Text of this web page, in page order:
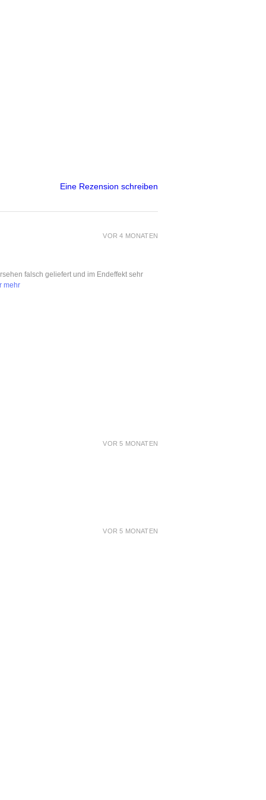
Eine Rezension schreiben
VOR 4 MONATEN
falsch geliefert und im Endeffekt sehr
mehr
VOR 5 MONATEN
VOR 5 MONATEN